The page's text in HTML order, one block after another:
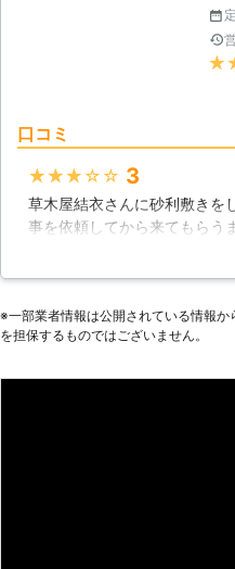
口コミ
★★★★★ 3
草木屋結衣さんに砂利敷きを
事を依頼してから来てもらう
んでした。そして作業自体
今回は満足の仕事ぶりでした
※⼀部業者情報は公開されている情報
を担保するものではございません。